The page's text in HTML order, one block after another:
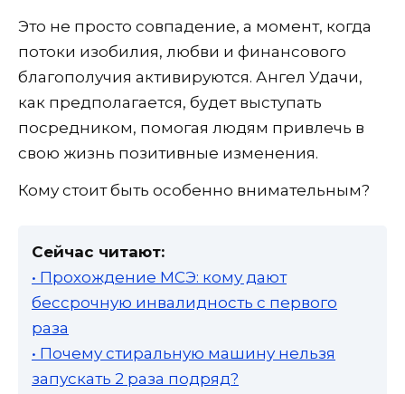
Это не просто совпадение, а момент, когда
потоки изобилия, любви и финансового
благополучия активируются. Ангел Удачи,
как предполагается, будет выступать
посредником, помогая людям привлечь в
свою жизнь позитивные изменения.
Кому стоит быть особенно внимательным?
Сейчас читают:
• Прохождение МСЭ: кому дают
бессрочную инвалидность с первого
раза
• Почему стиральную машину нельзя
запускать 2 раза подряд?